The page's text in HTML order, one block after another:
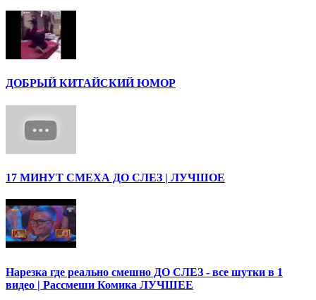
ДОБРЫЙ КИТАЙСКИЙ ЮМОР
17 МИНУТ СМЕХА ДО СЛЕЗ | ЛУЧШОЕ
Нарезка где реально смешно ДО СЛЕЗ - все шутки в 1
видео | Рассмеши Комика ЛУЧШЕЕ